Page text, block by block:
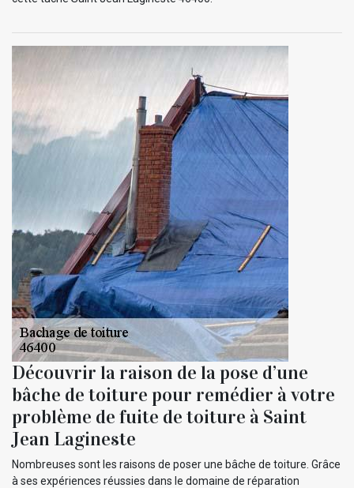
Découvrir la raison de la pose d’une
bâche de toiture pour remédier à votre
problème de fuite de toiture à Saint
Jean Lagineste
Nombreuses sont les raisons de poser une bâche de toiture. Grâce
à ses expériences réussies dans le domaine de réparation